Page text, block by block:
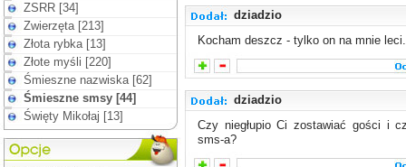
ZSRR [34]
Zwierzęta [213]
Złota rybka [13]
Złote myśli [220]
Śmieszne nazwiska [62]
Śmieszne smsy [44]
Święty Mikołaj [13]
dziadzio
Kocham deszcz - tylko on na mnie leci.
dziadzio
Czy niegłupio Ci zostawiać gości i
sms-a?